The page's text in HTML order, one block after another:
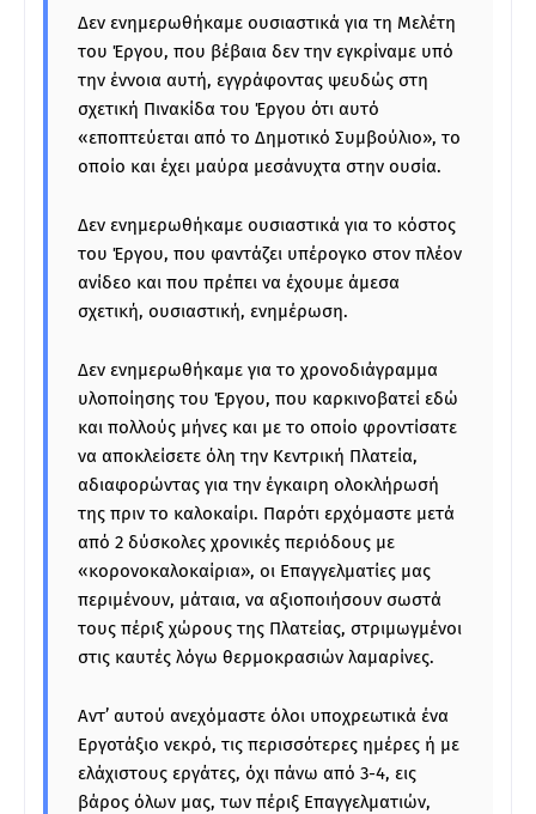
Δεν ενημερωθήκαμε ουσιαστικά για τη Μελέτη
του Έργου, που βέβαια δεν την εγκρίναμε υπό
την έννοια αυτή, εγγράφοντας ψευδώς στη
σχετική Πινακίδα του Έργου ότι αυτό
«εποπτεύεται από το Δημοτικό Συμβούλιο», το
οποίο και έχει μαύρα μεσάνυχτα στην ουσία.
Δεν ενημερωθήκαμε ουσιαστικά για το κόστος
του Έργου, που φαντάζει υπέρογκο στον πλέον
ανίδεο και που πρέπει να έχουμε άμεσα
σχετική, ουσιαστική, ενημέρωση.
Δεν ενημερωθήκαμε για το χρονοδιάγραμμα
υλοποίησης του Έργου, που καρκινοβατεί εδώ
και πολλούς μήνες και με το οποίο φροντίσατε
να αποκλείσετε όλη την Κεντρική Πλατεία,
αδιαφορώντας για την έγκαιρη ολοκλήρωσή
της πριν το καλοκαίρι. Παρότι ερχόμαστε μετά
από 2 δύσκολες χρονικές περιόδους με
«κορονοκαλοκαίρια», οι Επαγγελματίες μας
περιμένουν, μάταια, να αξιοποιήσουν σωστά
τους πέριξ χώρους της Πλατείας, στριμωγμένοι
στις καυτές λόγω θερμοκρασιών λαμαρίνες.
Αντ’ αυτού ανεχόμαστε όλοι υποχρεωτικά ένα
Εργοτάξιο νεκρό, τις περισσότερες ημέρες ή με
ελάχιστους εργάτες, όχι πάνω από 3-4, εις
βάρος όλων μας, των πέριξ Επαγγελματιών,